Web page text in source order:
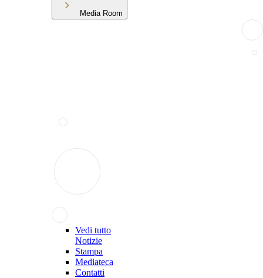
Media Room
Vedi tutto
Notizie
Stampa
Mediateca
Contatti